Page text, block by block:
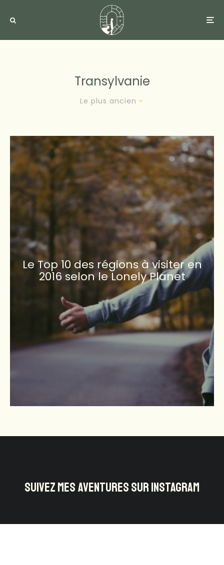
Transylvanie
Le plus ancien
Le Top 10 des régions à visiter en
2016 selon le Lonely Planet
SUIVEZ MES AVENTURES SUR INSTAGRAM